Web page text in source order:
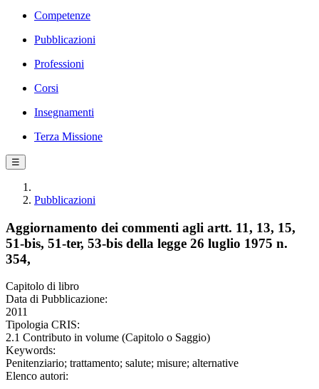
Competenze
Pubblicazioni
Professioni
Corsi
Insegnamenti
Terza Missione
☰
Pubblicazioni
Aggiornamento dei commenti agli artt. 11, 13, 15,
51-bis, 51-ter, 53-bis della legge 26 luglio 1975 n.
354,
Capitolo di libro
Data di Pubblicazione:
2011
Tipologia CRIS:
2.1 Contributo in volume (Capitolo o Saggio)
Keywords:
Penitenziario; trattamento; salute; misure; alternative
Elenco autori: